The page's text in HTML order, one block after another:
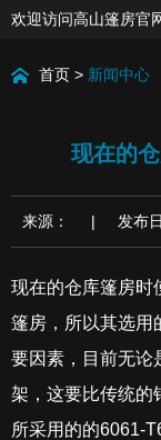
欢迎访问高山篷房官
首页 > 新闻中心
现在的
来源： | 发布日
现在的仓库篷房时
篷房，所以其选用
要因素，目前无论
架，这要比传统的
所采用的的6061-